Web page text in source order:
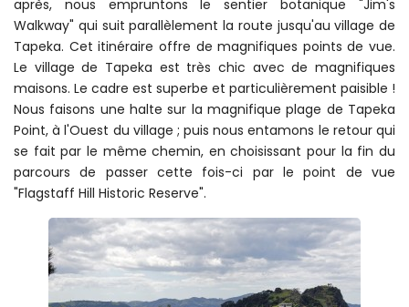
après, nous empruntons le sentier botanique "Jim's
Walkway" qui suit parallèlement la route jusqu'au village de
Tapeka. Cet itinéraire offre de magnifiques points de vue.
Le village de Tapeka est très chic avec de magnifiques
maisons. Le cadre est superbe et particulièrement paisible !
Nous faisons une halte sur la magnifique plage de Tapeka
Point, à l'Ouest du village ; puis nous entamons le retour qui
se fait par le même chemin, en choisissant pour la fin du
parcours de passer cette fois-ci par le point de vue
"Flagstaff Hill Historic Reserve".